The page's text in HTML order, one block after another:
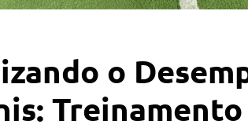
o
Treinamento